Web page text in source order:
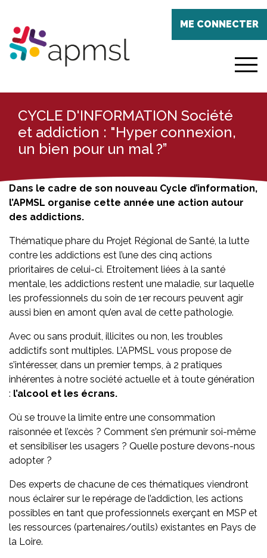
contenu
principal
ME CONNECTER
menu
CYCLE D'INFORMATION Société
et addiction : "Hyper connexion,
un bien pour un mal ?”
Dans le cadre de son nouveau Cycle d’information,
l’APMSL organise cette année une action autour
des addictions.
Thématique phare du Projet Régional de Santé, la lutte
contre les addictions est l’une des cinq actions
prioritaires de celui-ci. Etroitement liées à la santé
mentale, les addictions restent une maladie, sur laquelle
les professionnels du soin de 1er recours peuvent agir
aussi bien en amont qu’en aval de cette pathologie.
Avec ou sans produit, illicites ou non, les troubles
addictifs sont multiples. L’APMSL vous propose de
s’intéresser, dans un premier temps, à 2 pratiques
inhérentes à notre société actuelle et à toute génération
: l’alcool et les écrans.
Où se trouve la limite entre une consommation
raisonnée et l’excès ? Comment s’en prémunir soi-même
et sensibiliser les usagers ? Quelle posture devons-nous
adopter ?
Des experts de chacune de ces thématiques viendront
nous éclairer sur le repérage de l’addiction, les actions
possibles en tant que professionnels exerçant en MSP et
les ressources (partenaires/outils) existantes en Pays de
la Loire.